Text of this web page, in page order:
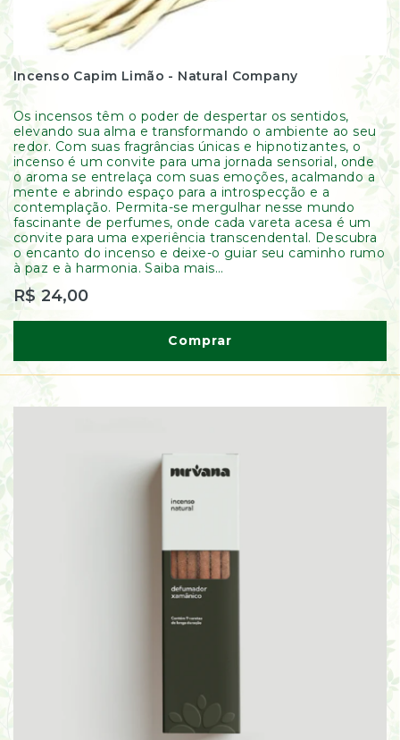
Incenso Capim Limão - Natural Company
Os incensos têm o poder de despertar os sentidos,
elevando sua alma e transformando o ambiente ao seu
redor. Com suas fragrâncias únicas e hipnotizantes, o
incenso é um convite para uma jornada sensorial, onde
o aroma se entrelaça com suas emoções, acalmando a
mente e abrindo espaço para a introspecção e a
contemplação. Permita-se mergulhar nesse mundo
fascinante de perfumes, onde cada vareta acesa é um
convite para uma experiência transcendental. Descubra
o encanto do incenso e deixe-o guiar seu caminho rumo
à paz e à harmonia. Saiba mais...
R$ 24,00
Comprar